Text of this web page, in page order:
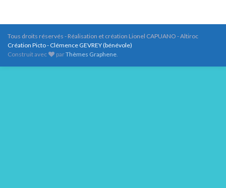
Tous droits réservés - Réalisation et création Lionel CAPUANO - Altiroc
Création Picto - Clémence GEVREY (bénévole)
Construit avec
parThèmes Graphene